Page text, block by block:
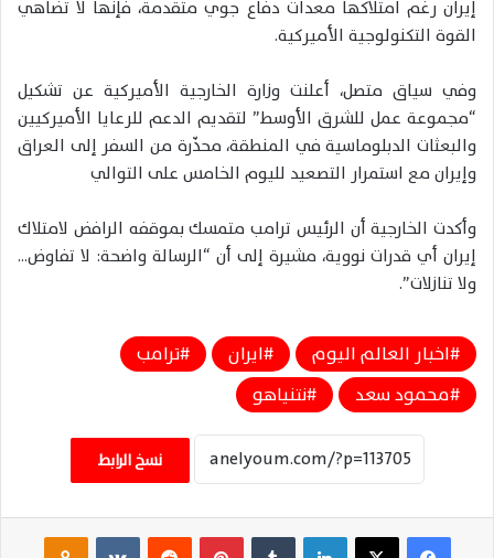
إيران رغم امتلاكها معدات دفاع جوي متقدمة، فإنها لا تضاهي
القوة التكنولوجية الأميركية.
وفي سياق متصل، أعلنت وزارة الخارجية الأميركية عن تشكيل
“مجموعة عمل للشرق الأوسط” لتقديم الدعم للرعايا الأميركيين
والبعثات الدبلوماسية في المنطقة، محذّرة من السفر إلى العراق
وإيران مع استمرار التصعيد لليوم الخامس على التوالي
وأكدت الخارجية أن الرئيس ترامب متمسك بموقفه الرافض لامتلاك
إيران أي قدرات نووية، مشيرة إلى أن “الرسالة واضحة: لا تفاوض…
ولا تنازلات”.
اخبار العالم اليوم ايران
ترامب
محمود سعد
نتنياهو
نسخ الرابط
فيسبوك ‫X لينكدإن بينتيريست ‏VKontakte